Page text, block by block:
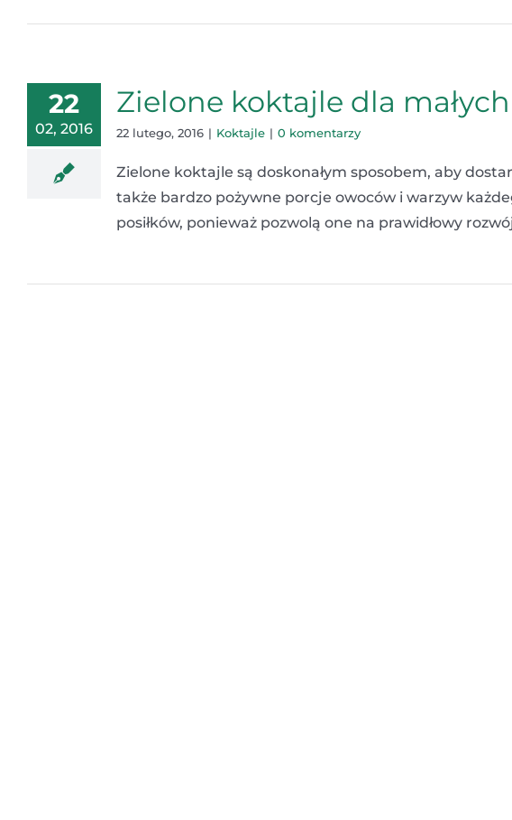
22
02, 2016
Zielone koktajle dla
22 lutego, 2016 | Koktajle | 0 komentarzy
Zielone koktajle są doskonałym sposobem, aby
także bardzo pożywne porcje owoców i warzyw
posiłków, ponieważ pozwolą one na prawidłowy